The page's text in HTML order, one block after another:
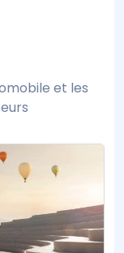
et les